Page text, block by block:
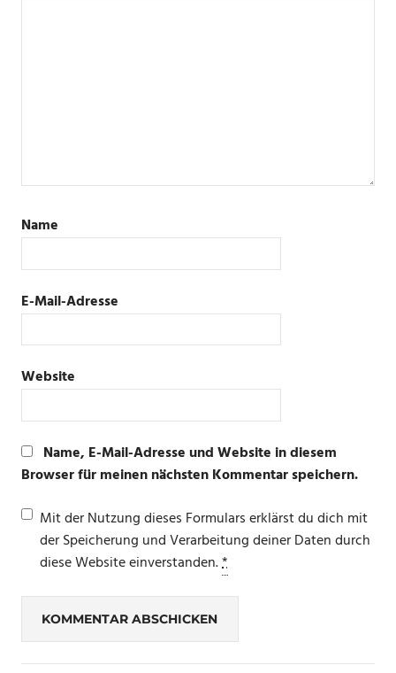
Name
E-Mail-Adresse
Website
Name, E-Mail-Adresse und Website in diesem
Browser für meinen nächsten Kommentar speichern.
Mit der Nutzung dieses Formulars erklärst du dich mit
der Speicherung und Verarbeitung deiner Daten durch
diese Website einverstanden.*